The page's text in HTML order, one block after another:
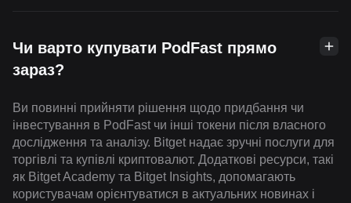
Чи варто купувати PodFast прямо
зараз?
Ви повинні прийняти рішення щодо придбання чи
інвестування в PodFast чи інші токени після власного
дослідження та аналізу. Bitget надає зручні послуги для
торгівлі та купівлі криптовалют. Додаткові ресурси, такі
як Bitget Academy та Bitget Insights, допомагають
користувачам орієнтуватися в актуальних новинах і